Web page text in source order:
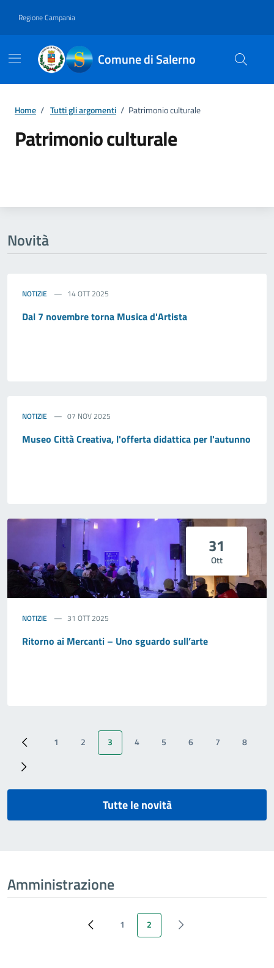
Regione Campania
Comune di Salerno
Home / Tutti gli argomenti / Patrimonio culturale
Patrimonio culturale
Novità
NOTIZIE 14 OTT 2025
Dal 7 novembre torna Musica d'Artista
NOTIZIE 07 NOV 2025
Museo Città Creativa, l'offerta didattica per l'autunno
31
Ott
NOTIZIE 31 OTT 2025
Ritorno ai Mercanti – Uno sguardo sull’arte
‹ PreviousPage
1 Page
2 Pagina attuale
3 Page
4 Page
5 Page
6 Page
7 Page
8
Next ›
Tutte le novità
Amministrazione
‹ PreviousPage
1 Pagina attuale
2 ‹ Next